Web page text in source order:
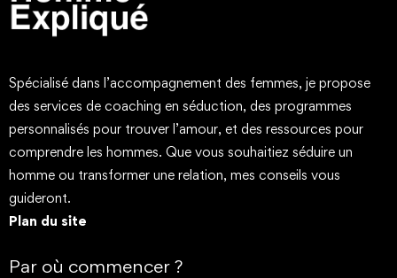
Spécialisé dans l’accompagnement des femmes, je propose
des services de coaching en séduction, des programmes
personnalisés pour trouver l’amour, et des ressources pour
comprendre les hommes. Que vous souhaitiez séduire un
homme ou transformer une relation, mes conseils vous
guideront.
Plan du site
Par où commencer ?